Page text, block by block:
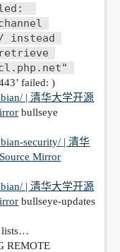
instead
failed: )
| 清华大学开源
bullseye
security/ | 清华
Mirror
| 清华大学开源
bullseye-updates
lists…
REMOTE